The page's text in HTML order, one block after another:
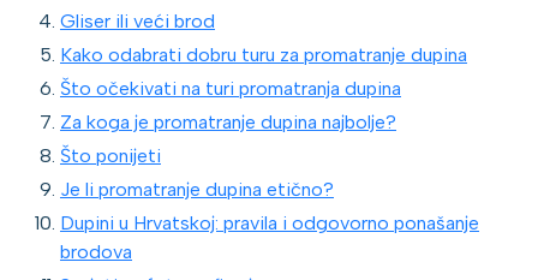
Gliser ili veći brod
Kako odabrati dobru turu za promatranje dupina
Što očekivati na turi promatranja dupina
Za koga je promatranje dupina najbolje?
Što ponijeti
Je li promatranje dupina etično?
Dupini u Hrvatskoj: pravila i odgovorno ponašanje
brodova